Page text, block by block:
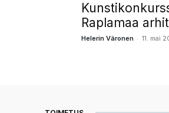
Raplamaa
Helerin Väronen - 11. mai